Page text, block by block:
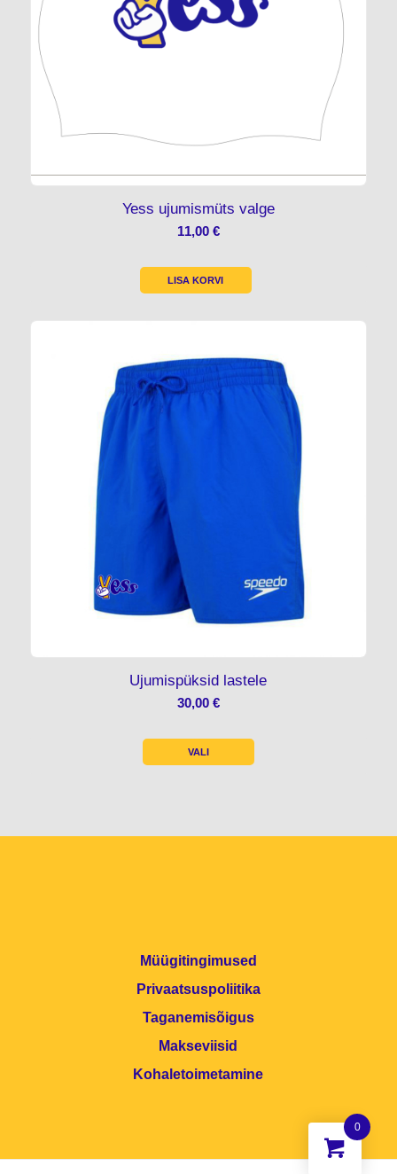
Yess ujumismüts valge
11,00 €
LISA KORVI
Ujumispüksid lastele
30,00 €
VALI
Müügitingimused
Privaatsuspoliitika
Taganemisõigus
Makseviisid
Kohaletoimetamine
0